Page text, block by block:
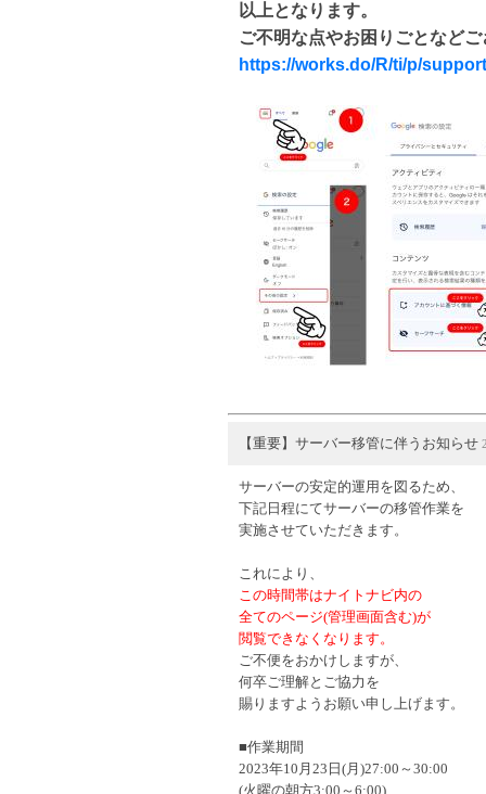
以上となります。
ご不明な点やお困りごとなど
https://works.do/R/ti/p/
【重要】サーバー移管に伴うお知らせ
サーバーの安定的運用を図るため、
下記日程にてサーバーの移管作業を
実施させていただきます。
これにより、
この時間帯はナイトナビ内の
全てのページ(管理画面含む)が
閲覧できなくなります。
ご不便をおかけしますが、
何卒ご理解とご協力を
賜りますようお願い申し上げます。
■作業期間
2023年10月23日(月)27:00～30:00
(火曜の朝方3:00～6:00)